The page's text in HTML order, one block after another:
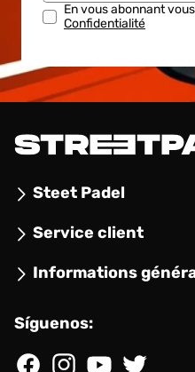
En vous abonnant
Confidentialité
Steet Padel
Service client
Informations
Síguenos: